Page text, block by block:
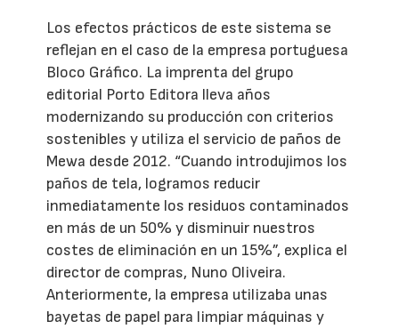
Los efectos prácticos de este sistema se
reflejan en el caso de la empresa portuguesa
Bloco Gráfico. La imprenta del grupo
editorial Porto Editora lleva años
modernizando su producción con criterios
sostenibles y utiliza el servicio de paños de
Mewa desde 2012. “Cuando introdujimos los
paños de tela, logramos reducir
inmediatamente los residuos contaminados
en más de un 50% y disminuir nuestros
costes de eliminación en un 15%”, explica el
director de compras, Nuno Oliveira.
Anteriormente, la empresa utilizaba unas
bayetas de papel para limpiar máquinas y